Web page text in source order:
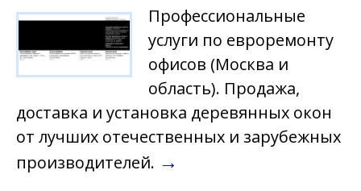
Профессиональные
услуги по евроремонту
офисов (Москва и
область). Продажа,
доставка и установка деревянных окон
от лучших отечественных и зарубежных
производителей. →